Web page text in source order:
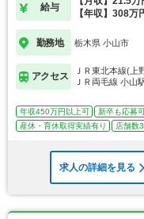
給与
【年収】308万
勤務地 栃木県 小山市
アクセス
ＪＲ東北本線(上
ＪＲ両毛線 小山
年収450万円以上可 新卒も応募
産休・育休取得実績有り
店舗数
求人の詳細を見る